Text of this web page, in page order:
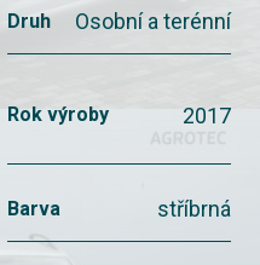
Druh Osobní a terénní
Rok výroby 2017
Barva stříbrná